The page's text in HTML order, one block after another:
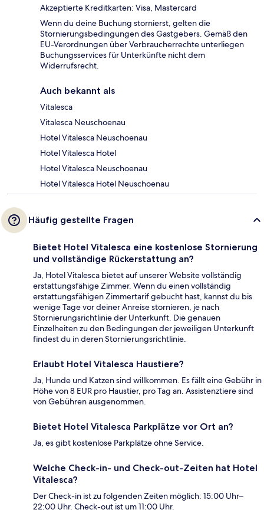
Akzeptierte Kreditkarten: Visa, Mastercard
Wenn du deine Buchung stornierst, gelten die
Stornierungsbedingungen des Gastgebers. Gemäß den
EU-Verordnungen über Verbraucherrechte unterliegen
Buchungsservices für Unterkünfte nicht dem
Widerrufsrecht.
Auch bekannt als
Vitalesca
Vitalesca Neuschoenau
Hotel Vitalesca Neuschoenau
Hotel Vitalesca Hotel
Hotel Vitalesca Neuschoenau
Hotel Vitalesca Hotel Neuschoenau
Häufig gestellte Fragen
Bietet Hotel Vitalesca eine kostenlose Stornierung
und vollständige Rückerstattung an?
Ja, Hotel Vitalesca bietet auf unserer Website vollständig
erstattungsfähige Zimmer. Wenn du einen vollständig
erstattungsfähigen Zimmertarif gebucht hast, kannst du bis
wenige Tage vor deiner Anreise stornieren, je nach
Stornierungsrichtlinie der Unterkunft. Die genauen
Einzelheiten zu den Bedingungen der jeweiligen Unterkunft
findest du in deren Stornierungsrichtlinie.
Erlaubt Hotel Vitalesca Haustiere?
Ja, Hunde und Katzen sind willkommen. Es fällt eine Gebühr in
Höhe von 8 EUR pro Haustier, pro Tag an. Assistenztiere sind
von Gebühren ausgenommen.
Bietet Hotel Vitalesca Parkplätze vor Ort an?
Ja, es gibt kostenlose Parkplätze ohne Service.
Welche Check-in- und Check-out-Zeiten hat Hotel
Vitalesca?
Der Check-in ist zu folgenden Zeiten möglich: 15:00 Uhr–
22:00 Uhr. Check-out ist um 11:00 Uhr.